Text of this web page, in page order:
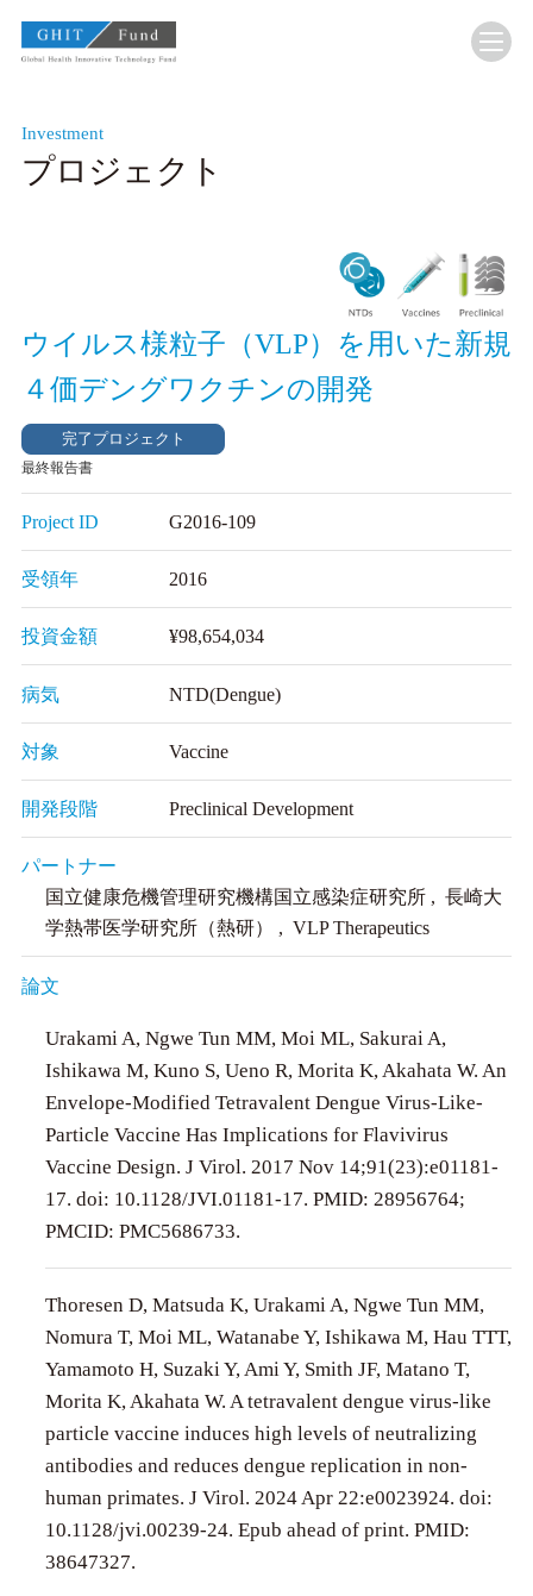
GHIT Fund Global Health Innovative Technology
Investment
プロジェクト
ウイルス様粒子（VLP）を用いた新規
４価デングワクチンの開発
完了プロジェクト
最終報告書
Project ID G2016-109
受領年 2016
投資金額 ¥98,654,034
病気 NTD(Dengue)
対象 Vaccine
開発段階 Preclinical Development
パートナー
国立健康危機管理研究機構国立感染症研究所 , 長崎大
学熱帯医学研究所（熱研） , VLP Therapeutics
論文
Urakami A, Ngwe Tun MM, Moi ML, Sakurai A,
Ishikawa M, Kuno S, Ueno R, Morita K, Akahata W. An
Envelope-Modified Tetravalent Dengue Virus-Like-
Particle Vaccine Has Implications for Flavivirus
Vaccine Design. J Virol. 2017 Nov 14;91(23):e01181-
17. doi: 10.1128/JVI.01181-17. PMID: 28956764;
PMCID: PMC5686733.
Thoresen D, Matsuda K, Urakami A, Ngwe Tun MM,
Nomura T, Moi ML, Watanabe Y, Ishikawa M, Hau TTT,
Yamamoto H, Suzaki Y, Ami Y, Smith JF, Matano T,
Morita K, Akahata W. A tetravalent dengue virus-like
particle vaccine induces high levels of neutralizing
antibodies and reduces dengue replication in non-
human primates. J Virol. 2024 Apr 22:e0023924. doi:
10.1128/jvi.00239-24. Epub ahead of print. PMID:
38647327.